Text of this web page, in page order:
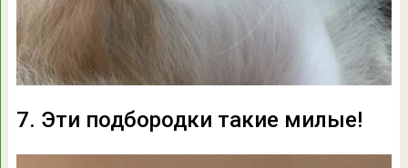
7. Эти подбородки такие милые!